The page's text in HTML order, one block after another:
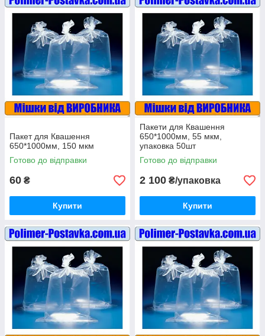
Пакет для Квашення
650*1000мм, 150 мкм
Готово до відправки
60 ₴
Купити
Пакети для Квашення
650*1000мм, 55 мкм,
упаковка 50шт
Готово до відправки
2 100 ₴/упаковка
Купити